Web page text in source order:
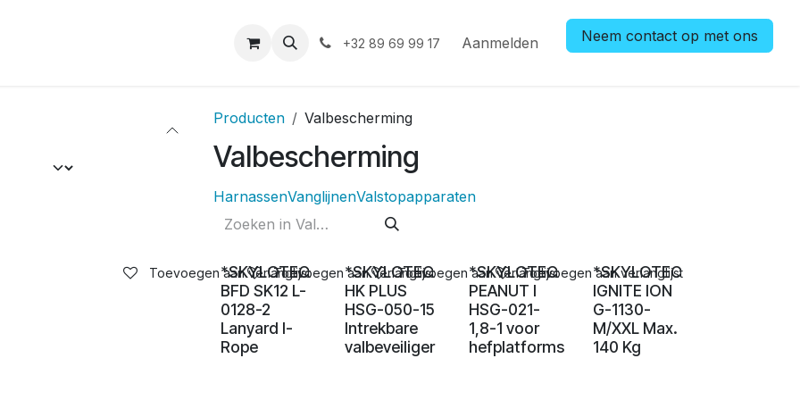
Vacatures Asbest
+32 89 69 99 17 Aanmelden Neem contact op met ons
Producten Valbescherming
Valbescherming
HarnassenVanglijnenValstopapparaten
*SKYLOTEC
BFD SK12 L-
0128-2
Lanyard I-
Rope
Toevoegen aan verlanglijst
*SKYLOTEC
HK PLUS
HSG-050-15
Intrekbare
valbeveiliger
Toevoegen aan verlanglijst
*SKYLOTEC
PEANUT I
HSG-021-
1,8-1 voor
hefplatforms
Toevoegen aan verlanglijst
*SKYLOTEC
IGNITE ION
G-1130-
M/XXL Max.
140 Kg
Toevoegen aan verlanglijst